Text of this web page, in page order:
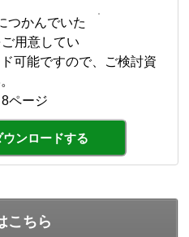
つかんでいた
用意してい
可能ですので、ご検討資
ページ
ウンロードする
こちら